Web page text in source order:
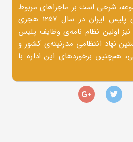
شرحی است بر ماجراهای مربوط
به تاًسیس اولین اداره‌ی پلیس ایران در سال 1257 هجری
اولین نظام نامه‌ی وظایف پلیس
نهاد انتظامی مدرنیته‌ی کشور و
هم‌چنین برخوردهای این اداره با